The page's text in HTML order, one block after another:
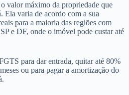
valor máximo da propriedade que
Ela varia de acordo com a sua
para a maioria das regiões com
e DF, onde o imóvel pode custar até
para dar entrada, quitar até 80%
ou para pagar a amortização do